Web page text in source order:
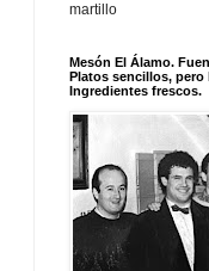
martillo
Mesón El Álamo.
Platos sencillos, pero
Ingredientes frescos.